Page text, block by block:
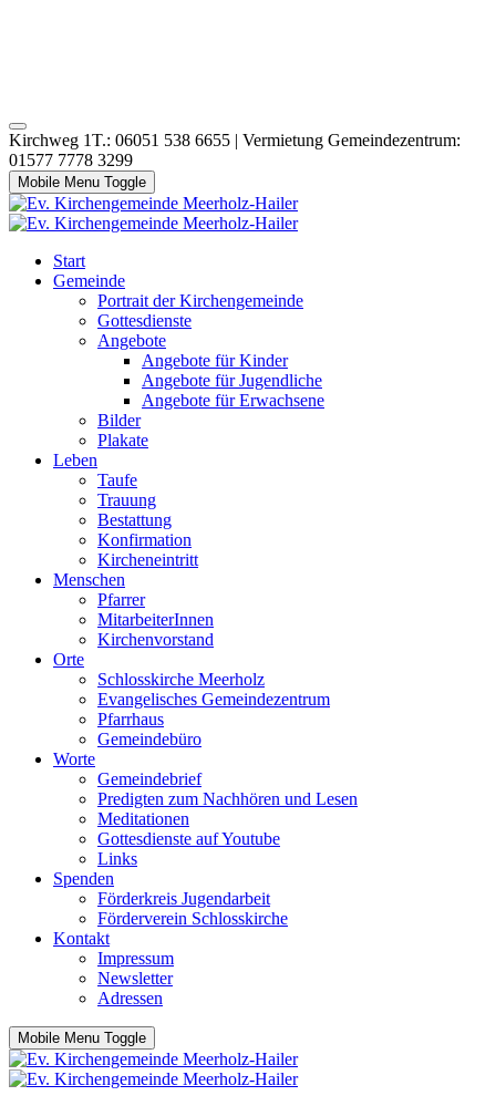
Kirchweg 1T.: 06051 538 6655 | Vermietung Gemeindezentrum:
01577 7778 3299
Mobile Menu Toggle
Start
Gemeinde
Portrait der Kirchengemeinde
Gottesdienste
Angebote
Angebote für Kinder
Angebote für Jugendliche
Angebote für Erwachsene
Bilder
Plakate
Leben
Taufe
Trauung
Bestattung
Konfirmation
Kircheneintritt
Menschen
Pfarrer
MitarbeiterInnen
Kirchenvorstand
Orte
Schlosskirche Meerholz
Evangelisches Gemeindezentrum
Pfarrhaus
Gemeindebüro
Worte
Gemeindebrief
Predigten zum Nachhören und Lesen
Meditationen
Gottesdienste auf Youtube
Links
Spenden
Förderkreis Jugendarbeit
Förderverein Schlosskirche
Kontakt
Impressum
Newsletter
Adressen
Mobile Menu Toggle